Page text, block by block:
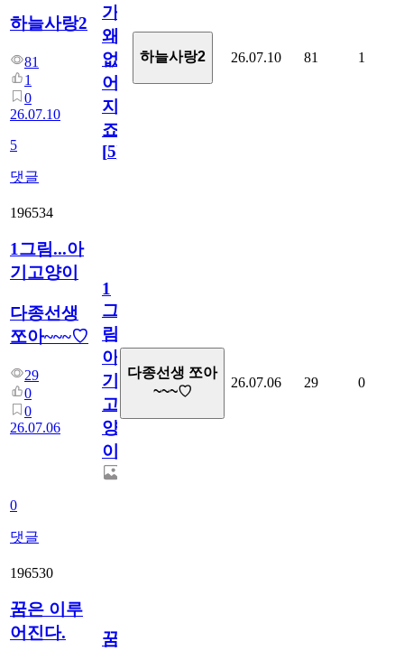
하늘사랑2
81
1
0
26.07.10
5
댓글
가
왜
없
어
지
죠.?
[5]
하늘사랑2 26.07.10 81 1
196534
1그림...아
기고양이
다종선생
쪼아~~~♡
29
0
0
26.07.06
0
댓글
1
그
림...
아
기
고
양
이
다종선생 쪼아
~~~♡
26.07.06 29 0
196530
꿈은 이루
어진다.
꿈